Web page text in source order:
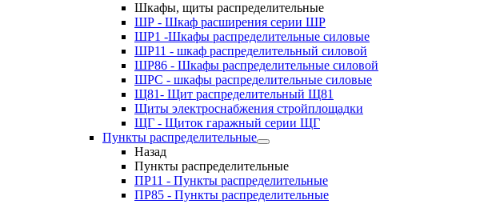
Шкафы, щиты распределительные
ШР - Шкаф расширения серии ШР
ШР1 -Шкафы распределительные силовые
ШР11 - шкаф распределительный силовой
ШР86 - Шкафы распределительные силовой
ШРС - шкафы распределительные силовые
Щ81- Щит распределительный Щ81
Щиты электроснабжения стройплощадки
ЩГ - Щиток гаражный серии ЩГ
Пункты распределительные
Назад
Пункты распределительные
ПР11 - Пункты распределительные
ПР85 - Пункты распределительные